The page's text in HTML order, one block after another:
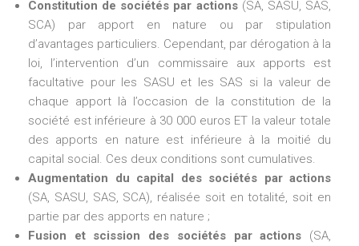
Constitution de sociétés par actions(SA, SASU, SAS,
SCA) par apport en nature ou par stipulation
d’avantages particuliers. Cependant, par dérogation à la
loi, l’intervention d’un commissaire aux apports est
facultative pour les SASU et les SAS si la valeur de
chaque apport là l’occasion de la constitution de la
société est inférieure à 30 000 euros ET la valeur totale
des apports en nature est inférieure à la moitié du
capital social. Ces deux conditions sont cumulatives.
Augmentation du capital des sociétés par actions
(SA, SASU, SAS, SCA), réalisée soit en totalité, soit en
partie par des apports en nature ;
Fusion et scission des sociétés par actions (SA,